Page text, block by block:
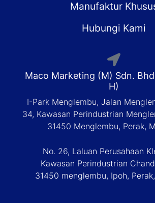
Manufaktur
Hubungi Kami
Maco Marketing (M) Sdn.
H)
I-Park Menglembu, Jalan
34, Kawasan Perindustrian
31450 Menglembu, Perak,
No. 26, Laluan Perusahaan
Kawasan Perindustrian
31450 menglembu, Ipoh,